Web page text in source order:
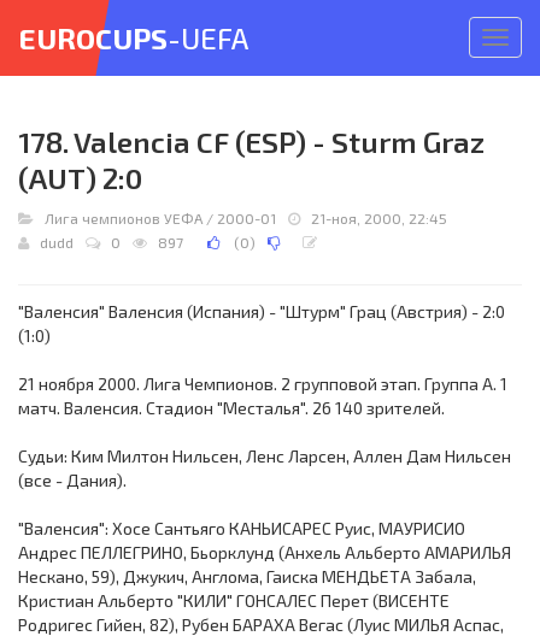
меню
EUROCUPS-UEFA
178. Valencia CF (ESP) - Sturm Graz
(AUT) 2:0
Лига чемпионов УЕФА / 2000-01
21-ноя, 2000, 22:45
dudd
0 897 (0)
"Валенсия" Валенсия (Испания) - "Штурм" Грац (Австрия) - 2:0
(1:0)
21 ноября 2000. Лига Чемпионов. 2 групповой этап. Группа А. 1
матч. Валенсия. Стадион "Месталья". 26 140 зрителей.
Судьи: Ким Милтон Нильсен, Ленс Ларсен, Аллен Дам Нильсен
(все - Дания).
"Валенсия": Хосе Сантьяго КАНЬИСАРЕС Руис, MАУРИСИО
Андрес ПЕЛЛЕГРИНО, Бьорклунд (Анхель Альберто AМАРИЛЬЯ
Нескано, 59), Джукич, Англома, Гаиска MЕНДЬЕТА Забала,
Кристиан Aльберто "КИЛИ" ГОНСАЛЕС Перет (ВИСЕНТЕ
Родригес Гийен, 82), Рубен БАРАХА Вегас (Луис МИЛЬЯ Аспас,